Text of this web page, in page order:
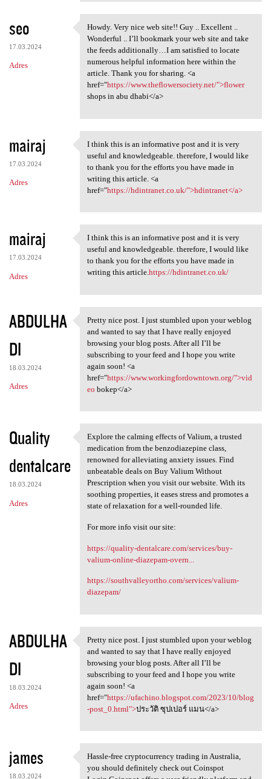
seo
17.03.2024
Adres
Howdy. Very nice web site!!
Howdy. Very nice web site!! Guy .. Excellent ..
Wonderful .. I’ll bookmark your web site and take
the feeds additionally…I am satisfied to locate
numerous helpful information here within the
article. Thank you for sharing. <a
href="https://www.theflowersociety.net/">flower
shops in abu dhabi</a>
mairaj
17.03.2024
Adres
I think this is an
I think this is an informative post and it is very
useful and knowledgeable. therefore, I would like
to thank you for the efforts you have made in
writing this article. <a
href="https://hdintranet.co.uk/">hdintranet</a>
mairaj
17.03.2024
Adres
I think this is an
I think this is an informative post and it is very
useful and knowledgeable. therefore, I would like
to thank you for the efforts you have made in
writing this article.https://hdintranet.co.uk/
ABDULHA
DI
18.03.2024
Adres
Pretty nice post. I just
Pretty nice post. I just stumbled upon your weblog
and wanted to say that I have really enjoyed
browsing your blog posts. After all I’ll be
subscribing to your feed and I hope you write
again soon! <a
href="https://www.workingfordowntown.org/">vid
eo bokep</a>
Quality
dentalcare
18.03.2024
Adres
Explore the calming effects
Explore the calming effects of Valium, a trusted
medication from the benzodiazepine class,
renowned for alleviating anxiety issues. Find
unbeatable deals on Buy Valium Without
Prescription when you visit our website. With its
soothing properties, it eases stress and promotes a
state of relaxation for a well-rounded life.
For more info visit our site:
https://quality-dentalcare.com/services/buy-
valium-online-diazepam-overn...
https://southvalleyortho.com/services/valium-
diazepam/
ABDULHA
DI
18.03.2024
Adres
Pretty nice post. I just
Pretty nice post. I just stumbled upon your weblog
and wanted to say that I have really enjoyed
browsing your blog posts. After all I’ll be
subscribing to your feed and I hope you write
again soon! <a
href="https://ufachino.blogspot.com/2023/10/blog
-post_0.html">ประวัติ ซุปเปอร์ แมน</a>
james
18.03.2024
Hassle-free cryptocurrency
Hassle-free cryptocurrency trading in Australia,
you should definitely check out Coinspot